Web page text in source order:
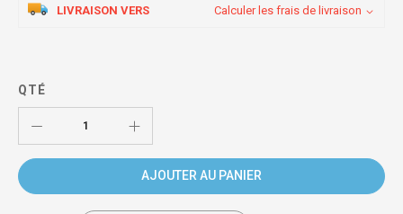
LIVRAISON VERS Calculer les frais de livraison
QTÉ
AJOUTER AU PANIER